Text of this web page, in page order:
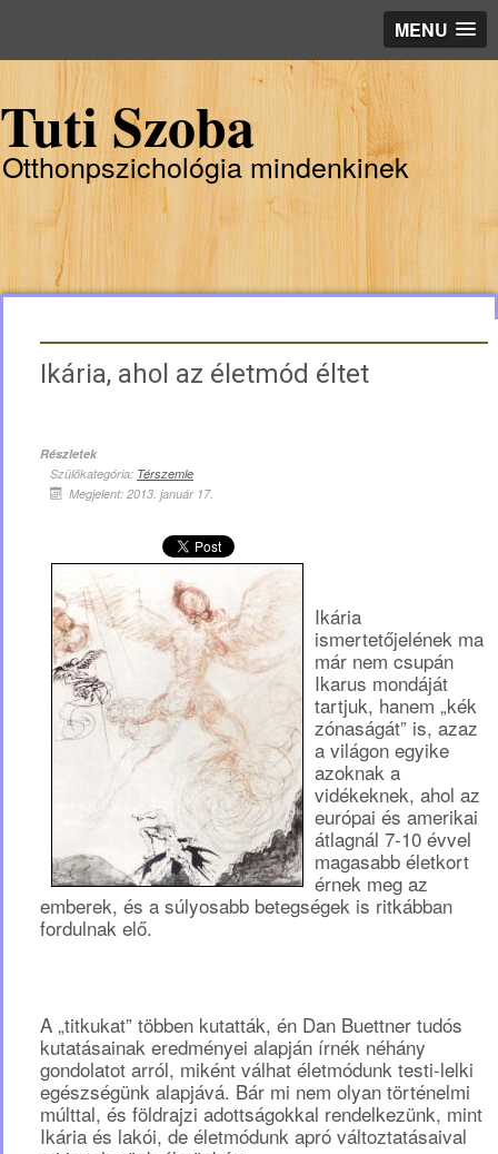
MENU
Tuti Szoba
Otthonpszichológia mindenkinek
Ikária, ahol az életmód éltet
Részletek
Szülőkategória: Térszemle
Megjelent: 2013. január 17.
Ikária
ismertetőjelének ma
már nem csupán
Ikarus mondáját
tartjuk, hanem „kék
zónaságát” is, azaz
a világon egyike
azoknak a
vidékeknek, ahol az
európai és amerikai
átlagnál 7-10 évvel
magasabb életkort
érnek meg az
emberek, és a súlyosabb betegségek is ritkábban
fordulnak elő.
A „titkukat” többen kutatták, én Dan Buettner tudós
kutatásainak eredményei alapján írnék néhány
gondolatot arról, miként válhat életmódunk testi-lelki
egészségünk alapjává. Bár mi nem olyan történelmi
múlttal, és földrajzi adottságokkal rendelkezünk, mint
Ikária és lakói, de életmódunk apró változtatásaival